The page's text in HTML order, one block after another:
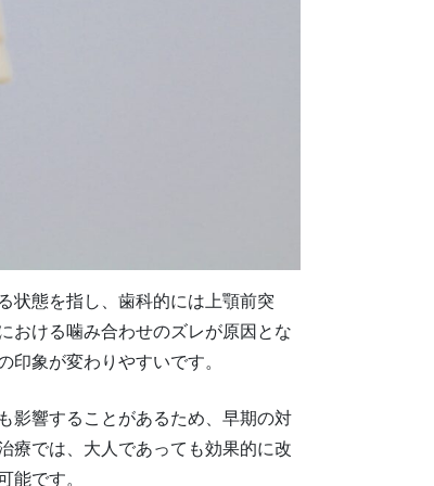
状態を指し、歯科的には上顎前突
おける噛み合わせのズレが原因とな
印象が変わりやすいです。
影響することがあるため、早期の対
療では、大人であっても効果的に改
能です。